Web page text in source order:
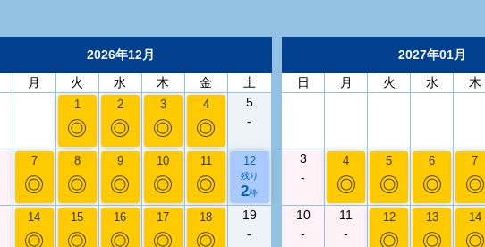
2026年12月
月 火 水 木 金 土
1
◎
2
◎
3
◎
4
◎
5
-
7
◎
8
◎
9
◎
10
◎
11
◎
12
残り
2枠
14
◎
15
◎
16
◎
17
◎
18
◎
19
-
2027年01月
日
月 火 水 木
3
-
4
◎
5
◎
6
◎
7
◎
10
-
11
-
12
◎
13
◎
14
◎